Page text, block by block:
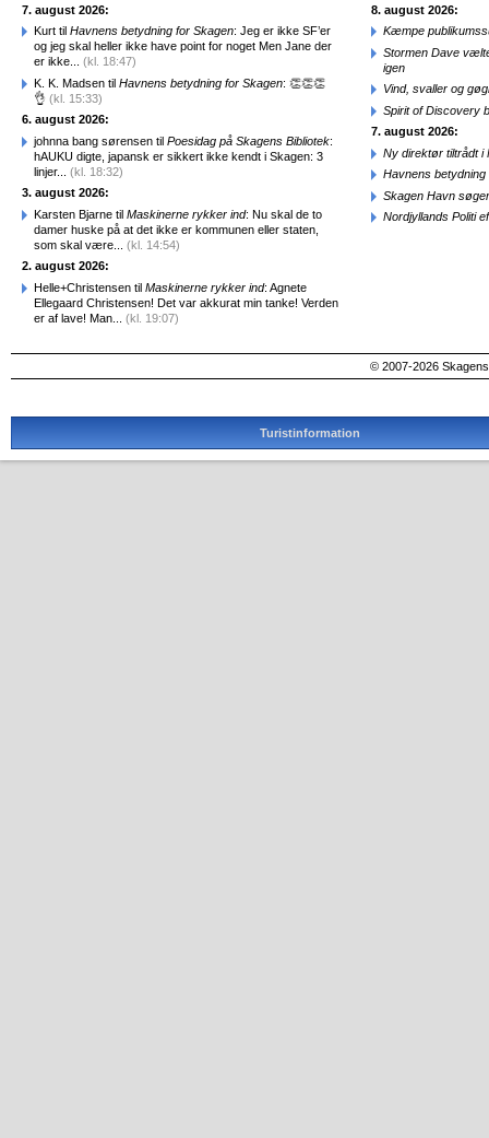
7. august 2026:
Kurt til Havnens betydning for Skagen: Jeg er ikke SF’er
og jeg skal heller ikke have point for noget Men Jane der
er ikke... (kl. 18:47)
K. K. Madsen til Havnens betydning for Skagen: 👏👏👏
👌 (kl. 15:33)
6. august 2026:
johnna bang sørensen til Poesidag på Skagens Bibliotek:
hAUKU digte, japansk er sikkert ikke kendt i Skagen: 3
linjer... (kl. 18:32)
3. august 2026:
Karsten Bjarne til Maskinerne rykker ind: Nu skal de to
damer huske på at det ikke er kommunen eller staten,
som skal være... (kl. 14:54)
2. august 2026:
Helle+Christensen til Maskinerne rykker ind: Agnete
Ellegaard Christensen! Det var akkurat min tanke! Verden
er af lave! Man... (kl. 19:07)
8. august 2026:
Kæmpe
Stormen Dave
igen
Vind, svaller og
Spirit of Discovery
7. august 2026:
Ny direktør tiltrådt i
Havnens betydning
Skagen Havn
Nordjyllands Politi
© 2007-2026
Turistinformation